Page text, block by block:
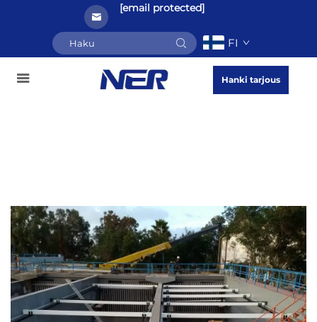
[email protected]
FI
Hanki tarjous